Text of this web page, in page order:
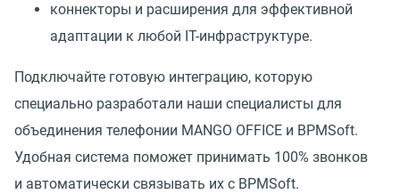
коннекторы и расширения для эффективной
адаптации к любой IT-инфраструктуре.
Подключайте готовую интеграцию, которую
специально разработали наши специалисты для
объединения телефонии MANGO OFFICE и BPMSoft.
Удобная система поможет принимать 100% звонков
и автоматически связывать их с BPMSoft.